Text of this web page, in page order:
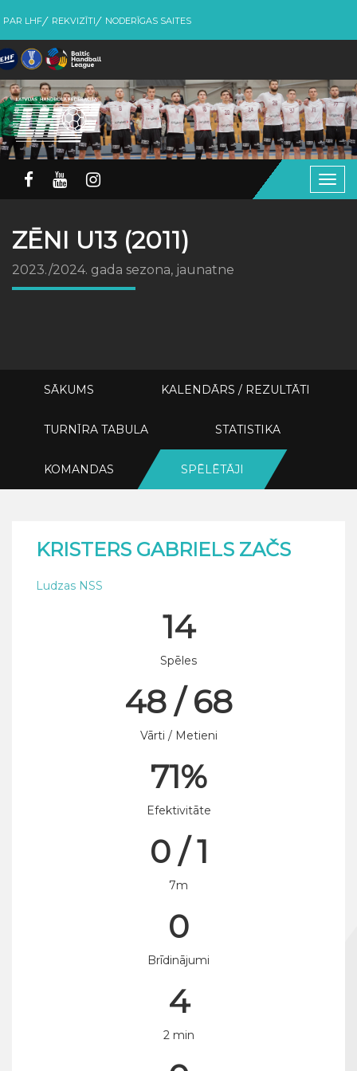
PAR LHF REKVIZĪTI NODERĪGAS SAITES
ZĒNI U13 (2011)
2023./2024. gada sezona, jaunatne
SĀKUMS KALENDĀRS / REZULTĀTI
TURNĪRA TABULA STATISTIKA
KOMANDAS SPĒLĒTĀJI
KRISTERS GABRIELS ZAČS
Ludzas NSS
14
Spēles
48 / 68
Vārti / Metieni
71%
Efektivitāte
0 / 1
7m
0
Brīdinājumi
4
2 min